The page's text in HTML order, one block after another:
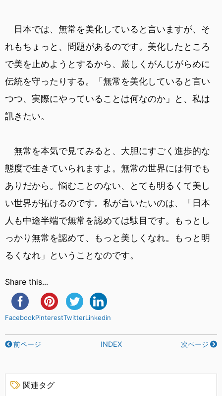
日本では、無常を美化していると言いますが、そ
れもちょっと、問題があるのです。美化したところ
で美を止めようとするから、厳しくがんじがらめに
伝統を守ったりする。「無常を美化していると言い
つつ、実際にやっていることは何なのか」と、私は
訊きたい。
無常を本気で見てみると、大胆にすごく進歩的な
態度で生きていられますよ。無常の世界には何でも
ありだから。悩むことのない、とても明るくて美し
い世界が拓けるのです。私が言いたいのは、「日本
人も中途半端で無常を認めては駄目です。もっとし
っかり無常を認めて、もっと美しくなれ。もっと明
るくなれ」ということなのです。
Share this...
FacebookPinterestTwitterLinkedin
前ページ INDEX 次ページ
関連タグ